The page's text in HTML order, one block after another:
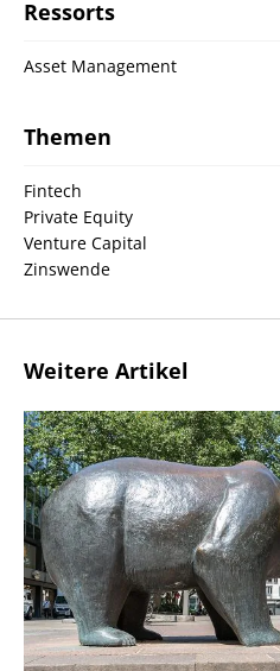
Ressorts
Asset Management
Themen
Fintech
Private Equity
Venture Capital
Zinswende
Weitere Artikel